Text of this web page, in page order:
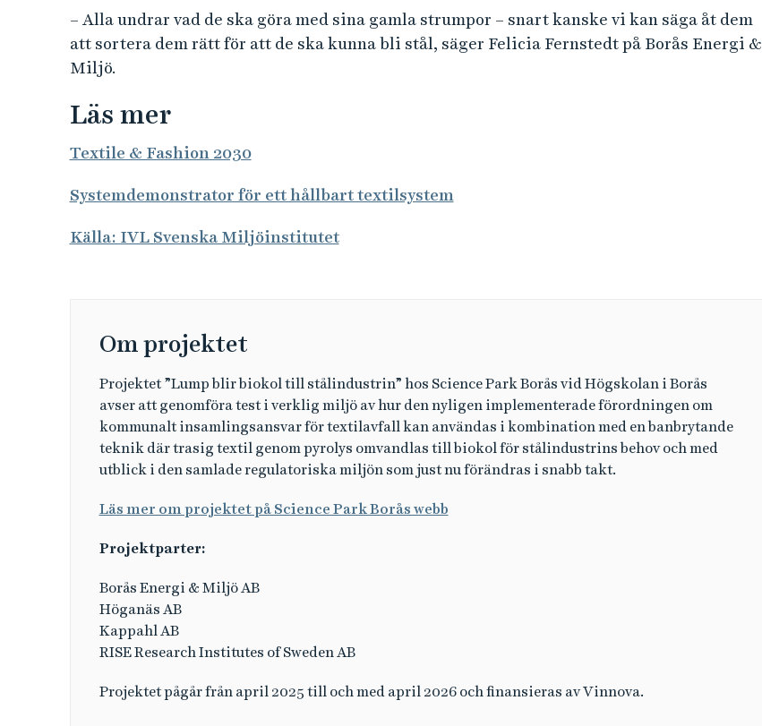
– Alla undrar vad de ska göra med sina gamla strumpor – snart kanske vi kan säga åt dem
att sortera dem rätt för att de ska kunna bli stål, säger Felicia Fernstedt på Borås Energi &
Miljö.
Läs mer
Textile & Fashion 2030
Systemdemonstrator för ett hållbart textilsystem
Källa: IVL Svenska Miljöinstitutet
Om projektet
Projektet ”Lump blir biokol till stålindustrin” hos Science Park Borås vid Högskolan i Borås
avser att genomföra test i verklig miljö av hur den nyligen implementerade förordningen om
kommunalt insamlingsansvar för textilavfall kan användas i kombination med en banbrytande
teknik där trasig textil genom pyrolys omvandlas till biokol för stålindustrins behov och med
utblick i den samlade regulatoriska miljön som just nu förändras i snabb takt.
Läs mer om projektet på Science Park Borås webb
Projektparter:
Borås Energi & Miljö AB
Höganäs AB
Kappahl AB
RISE Research Institutes of Sweden AB
Projektet pågår från april 2025 till och med april 2026 och finansieras av Vinnova.